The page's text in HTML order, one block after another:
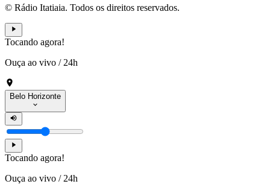
© Rádio Itatiaia. Todos os direitos reservados.
Tocando agora!
Ouça ao vivo / 24h
Belo Horizonte
Tocando agora!
Ouça ao vivo / 24h